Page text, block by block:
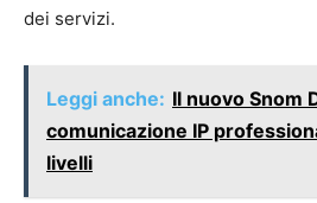
dei servizi.
Leggi anche: Il nuovo Snom
comunicazione IP
livelli